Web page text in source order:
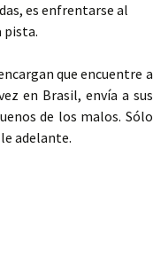
es enfrentarse al
pista.
que encuentre a
en Brasil, envía a sus
de los malos. Sólo
adelante.